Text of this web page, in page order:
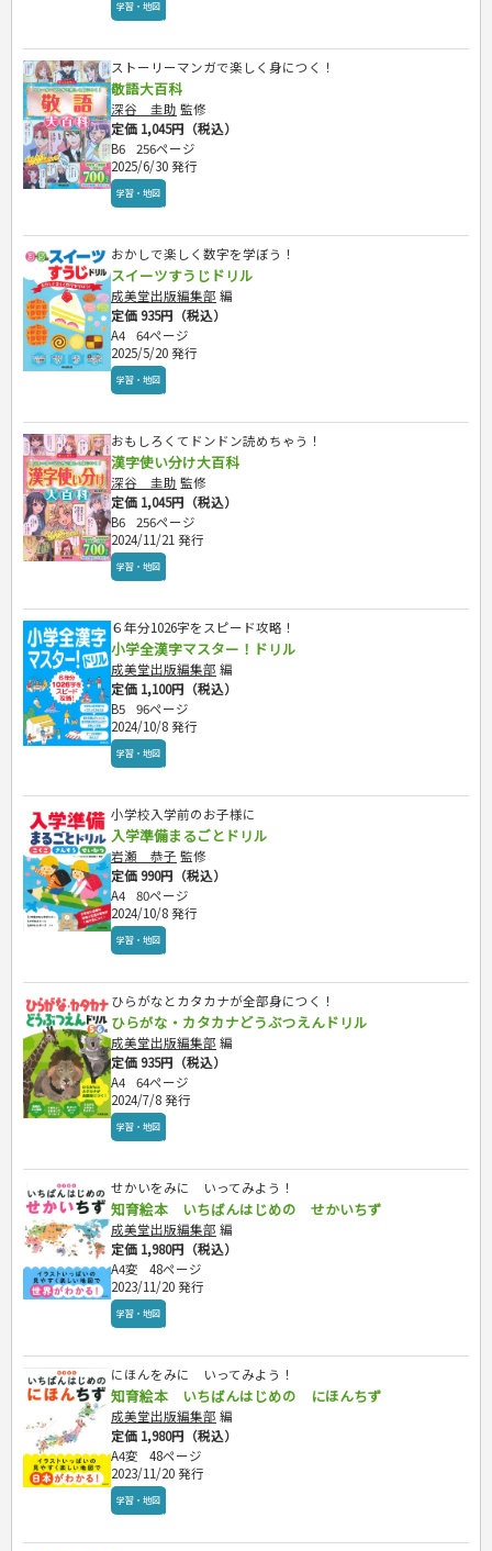
学習・地図
ストーリーマンガで楽しく身につく！
敬語大百科
深谷 圭助 監修
定価 1,045円（税込）
B6
256ページ
2025/6/30 発行
学習・地図
おかしで楽しく数字を学ぼう！
スイーツすうじドリル
成美堂出版編集部 編
定価 935円（税込）
A4
64ページ
2025/5/20 発行
学習・地図
おもしろくてドンドン読めちゃう！
漢字使い分け大百科
深谷 圭助 監修
定価 1,045円（税込）
B6
256ページ
2024/11/21 発行
学習・地図
６年分1026字をスピード攻略！
小学全漢字マスター！ドリル
成美堂出版編集部 編
定価 1,100円（税込）
B5
96ページ
2024/10/8 発行
学習・地図
小学校入学前のお子様に
入学準備まるごとドリル
岩瀬 恭子 監修
定価 990円（税込）
A4
80ページ
2024/10/8 発行
学習・地図
ひらがなとカタカナが全部身につく！
ひらがな・カタカナどうぶつえんドリル
成美堂出版編集部 編
定価 935円（税込）
A4
64ページ
2024/7/8 発行
学習・地図
せかいをみに いってみよう！
知育絵本 いちばんはじめの せかいちず
成美堂出版編集部 編
定価 1,980円（税込）
A4変
48ページ
2023/11/20 発行
学習・地図
にほんをみに いってみよう！
知育絵本 いちばんはじめの にほんちず
成美堂出版編集部 編
定価 1,980円（税込）
A4変
48ページ
2023/11/20 発行
学習・地図